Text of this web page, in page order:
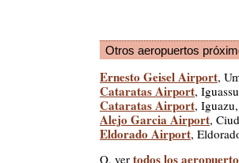
Otros aeropuertos
Ernesto Geisel Airport,
Cataratas Airport,
Cataratas Airport,
Alejo Garcia Airport,
Eldorado Airport,
O, ver todos los